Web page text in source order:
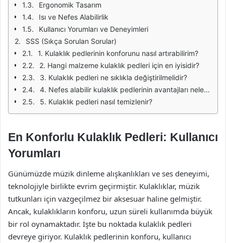
Ergonomik Tasarım
Isı ve Nefes Alabilirlik
Kullanıcı Yorumları ve Deneyimleri
SSS (Sıkça Sorulan Sorular)
1. Kulaklık pedlerinin konforunu nasıl artırabilirim?
2. Hangi malzeme kulaklık pedleri için en iyisidir?
3. Kulaklık pedleri ne sıklıkla değiştirilmelidir?
4. Nefes alabilir kulaklık pedlerinin avantajları nelerdir?
5. Kulaklık pedleri nasıl temizlenir?
En Konforlu Kulaklık Pedleri: Kullanıcı
Yorumları
Günümüzde müzik dinleme alışkanlıkları ve ses deneyimi,
teknolojiyle birlikte evrim geçirmiştir. Kulaklıklar, müzik
tutkunları için vazgeçilmez bir aksesuar haline gelmiştir.
Ancak, kulaklıkların konforu, uzun süreli kullanımda büyük
bir rol oynamaktadır. İşte bu noktada kulaklık pedleri
devreye giriyor. Kulaklık pedlerinin konforu, kullanıcı